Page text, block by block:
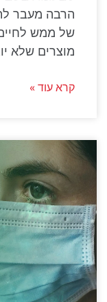
הרבה מעבר
של ממש לחיים
מוצרים שלא
קרא עוד »